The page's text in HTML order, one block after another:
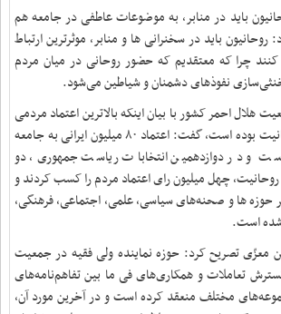
باید در منابر، به موضوعات عاطفی در جامعه هم
روحانیون باید در سخنرانی ها و منابر، موثرترین ارتباط
کنند چرا که معتقدیم که حضور روحانی در میان مردم
نفوذهای دشمنان و شیاطین می‌شود.
هلال احمر کشور با بیان اینکه بالاترین اعتماد مردمی
در کشور به جامعه روحانیت بوده است، گفت: اعتماد ۸۰ میلیون ایرانی به جامعه
و در دوازدهمین انتخابات ریاست جمهوری، دو
چهل میلیون رای اعتماد مردم را کسب کردند و
حوزه ها و صحنه‌های سیاسی، علمی، اجتماعی، فرهنگی،
شده است.
معزّی تصریح کرد: حوزه نماینده ولی فقیه در جمعیت
تعاملات و همکاری‌های فی ما بین تفاهم‌نامه‌های
مختلف منعقد کرده است و در آخرین مورد آن،